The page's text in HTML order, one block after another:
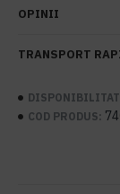
OPINII
TRANSPORT
COD PRODUS: